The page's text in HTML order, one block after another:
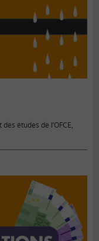
études de l’OFCE,